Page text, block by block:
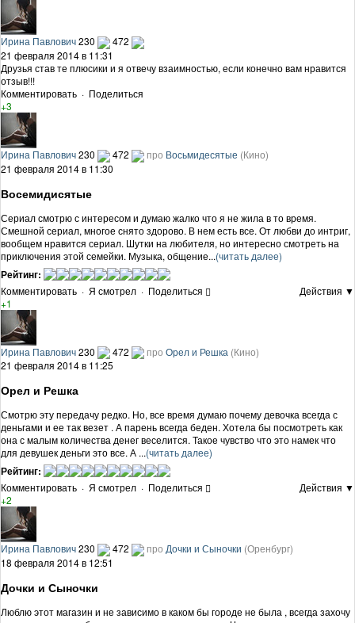
Ирина Павлович230
472
21 февраля 2014 в 11:31
Друзья став те плюсики и я отвечу взаимностью, если конечно вам нравится
отзыв!!!
Комментировать · Поделиться
+3
Ирина Павлович230 472 про Восьмидесятые (Кино)
21 февраля 2014 в 11:30
Восемидисятые
Сериал смотрю с интересом и думаю жалко что я не жила в то время.
Смешной сериал, многое снято здорово. В нем есть все. От любви до интриг,
вообщем нравится сериал. Шутки на любителя, но интересно смотреть на
приключения этой семейки. Музыка, общение...(читать далее)
Рейтинг:
Комментировать · Я смотрел · Поделиться
Действия ▼
+1
Ирина Павлович230 472 про Орел и Решка (Кино)
21 февраля 2014 в 11:25
Орел и Решка
Смотрю эту передачу редко. Но, все время думаю почему девочка всегда с
деньгами и ее так везет . А парень всегда беден. Хотела бы посмотреть как
она с малым количества денег веселится. Такое чувство что это намек что
для девушек деньги это все. А ...(читать далее)
Рейтинг:
Комментировать · Я смотрел · Поделиться
Действия ▼
+2
Ирина Павлович230 472 про Дочки и Сыночки (Оренбург)
18 февраля 2014 в 12:51
Дочки и Сыночки
Люблю этот магазин и не зависимо в каком бы городе не была , всегда захочу